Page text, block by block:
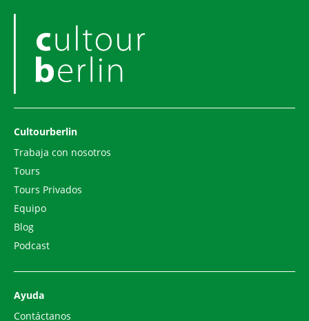
Cultourberlin
Trabaja con nosotros
Tours
Tours Privados
Equipo
Blog
Podcast
Ayuda
Contáctanos